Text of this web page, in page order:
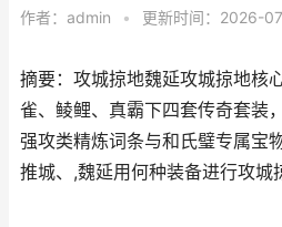
作者： admin • 更新时间：2026-
摘要：攻城掠地魏延攻城掠地核
雀、鲮鲤、真霸下四套传奇套装
强攻类精炼词条与和氏璧专属宝
推城、,魏延用何种装备进行攻城